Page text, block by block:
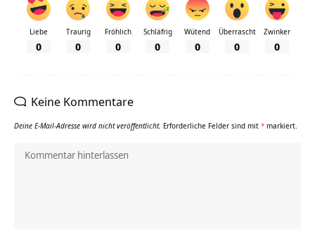
Liebe
0
Traurig
0
Fröhlich
0
Schläfrig
0
Wütend
0
Überrascht
0
Zwinker
0
Keine Kommentare
Deine E-Mail-Adresse wird nicht veröffentlicht. Erforderliche Felder sind mit * markiert.